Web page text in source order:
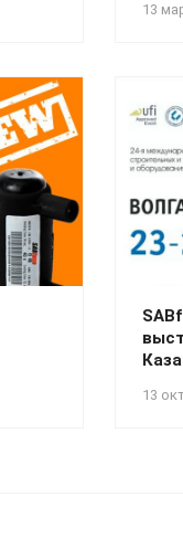
13
13